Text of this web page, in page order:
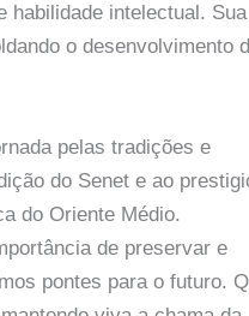
habilidade intelectual. Sua
o desenvolvimento
pelas tradições e
do Senet e ao
do Oriente Médio.
de preservar e
pontes para o futuro.